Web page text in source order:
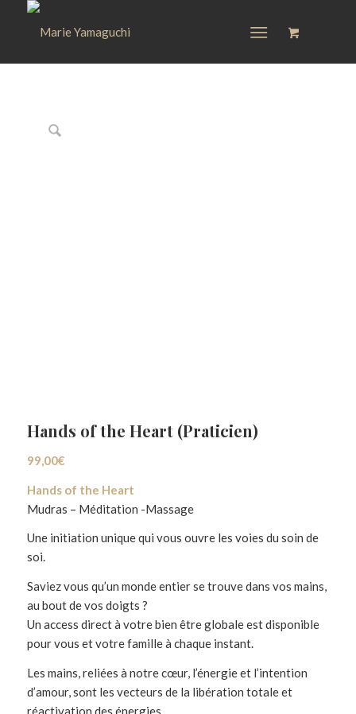
Hands of the Heart (Praticien)
99,00€
Hands of the Heart
Mudras – Méditation -Massage
Une initiation unique qui vous ouvre les voies du soin de
soi.
Saviez vous qu’un monde entier se trouve dans vos mains,
au bout de vos doigts ?
Un access direct à votre bien être globale est disponible
pour vous et votre famille à chaque instant.
Les mains, reliées à notre cœur, l’énergie et l’intention
d’amour, sont les vecteurs de la libération totale et
réactivation des énergies.